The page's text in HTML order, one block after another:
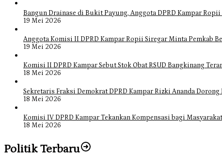
Bangun Drainase di Bukit Payung, Anggota DPRD Kampar
19 Mei 2026
Anggota Komisi II DPRD Kampar Ropii Siregar Minta Pemkab
19 Mei 2026
Komisi II DPRD Kampar Sebut Stok Obat RSUD Bangkinang
18 Mei 2026
Sekretaris Fraksi Demokrat DPRD Kampar Rizki Ananda
18 Mei 2026
Komisi IV DPRD Kampar Tekankan Kompensasi bagi
18 Mei 2026
Politik Terbaru